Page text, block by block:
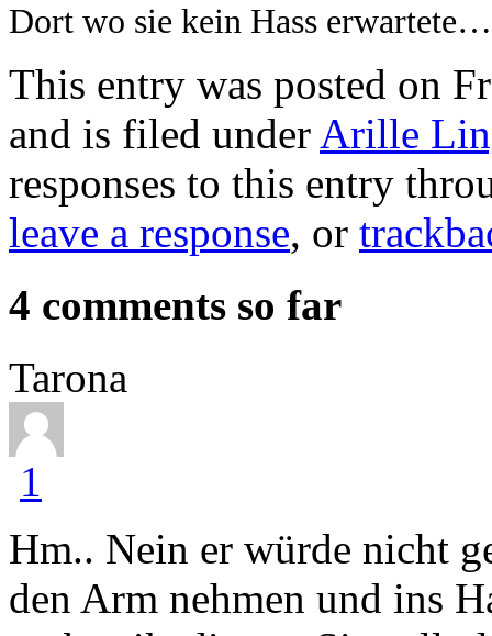
Dort wo sie kein Hass
This entry was posted on
and is filed under Arille
responses to this entry
leave a response, or
4 comments so far
Tarona
1
Hm.. Nein er würde nicht
den Arm nehmen und ins